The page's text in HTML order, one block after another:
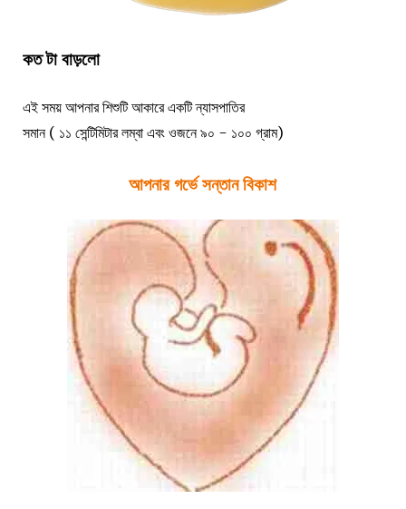
কত টা বাড়লো
এই সময় আপনার শিশুটি আকারে একটি ন্যাসপাতির
সমান ( ১১ সেন্টিমিটার লম্বা এবং ওজনে ৯০ - ১০০ গ্রাম)
আপনার গর্ভে সন্তান বিকাশ